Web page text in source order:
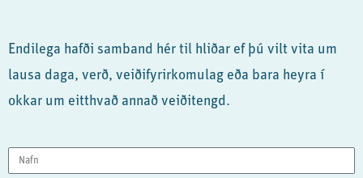
Endilega hafði samband hér til hliðar ef þú vilt vita um
lausa daga, verð, veiðifyrirkomulag eða bara heyra í
okkar um eitthvað annað veiðitengd.